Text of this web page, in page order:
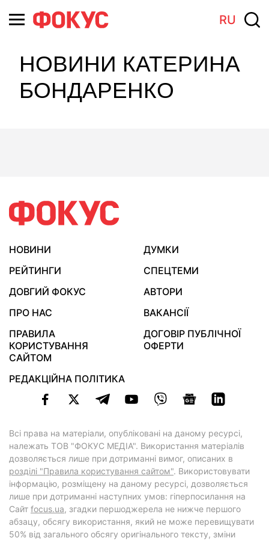
RU
НОВИНИ КАТЕРИНА
БОНДАРЕНКО
НОВИНИ
ДУМКИ
РЕЙТИНГИ
СПЕЦТЕМИ
ДОВГИЙ ФОКУС
АВТОРИ
ПРО НАС
ВАКАНСІЇ
ПРАВИЛА
КОРИСТУВАННЯ
САЙТОМ
ДОГОВІР ПУБЛІЧНОЇ
ОФЕРТИ
РЕДАКЦІЙНА ПОЛІТИКА
Всі права на матеріали, опубліковані на даному ресурсі,
належать ТОВ "ФОКУС МЕДІА". Використання матеріалів
дозволяється лише при дотриманні вимог, описаних в
розділі "Правила користування сайтом". Використовувати
інформацію, розміщену на даному ресурсі, дозволяється
лише при дотриманні наступних умов: гіперпосилання на
Cайт focus.ua, згадки першоджерела не нижче першого
абзацу, обсягу використання, який не може перевищувати
50% від загального обсягу оригінального тексту, зміни